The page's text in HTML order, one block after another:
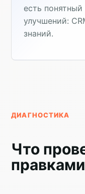
есть
улучшений:
знаний.
ДИАГНОСТИКА
Что
правками